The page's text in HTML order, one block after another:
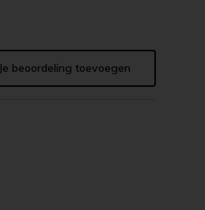
Je beoordeling toevoegen